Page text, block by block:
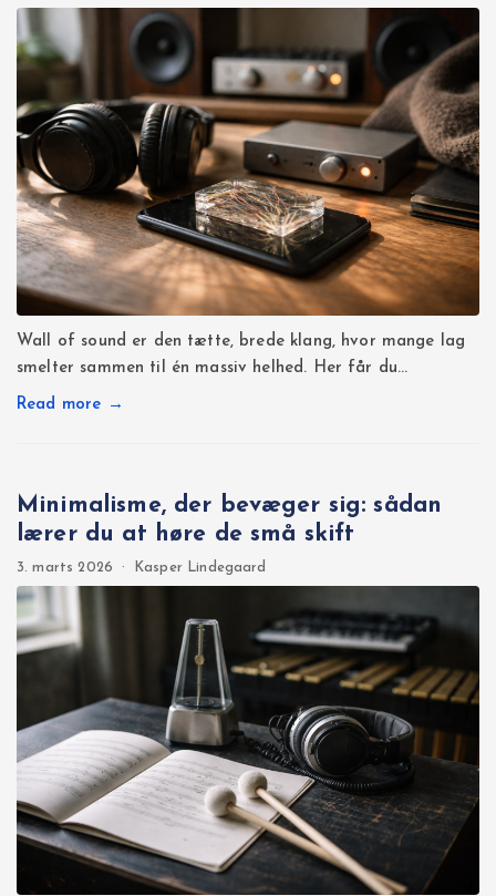
Wall of sound er den tætte, brede klang, hvor mange lag
smelter sammen til én massiv helhed. Her får du…
Read more →
Minimalisme, der bevæger sig: sådan
lærer du at høre de små skift
3. marts 2026 · Kasper Lindegaard